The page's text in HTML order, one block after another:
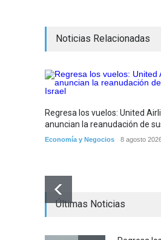
Noticias Relacionadas
Regresa los vuelos: United
anuncian la reanudación de
Economía y Negocios 8 agosto
Últimas Noticias